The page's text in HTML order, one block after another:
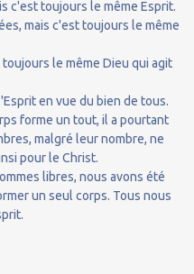
c'est toujours le même Esprit.
mais c'est toujours le même
le même Dieu qui agit
en vue du bien de tous.
forme un tout, il a pourtant
malgré leur nombre, ne
pour le Christ.
libres, nous avons été
un seul corps. Tous nous